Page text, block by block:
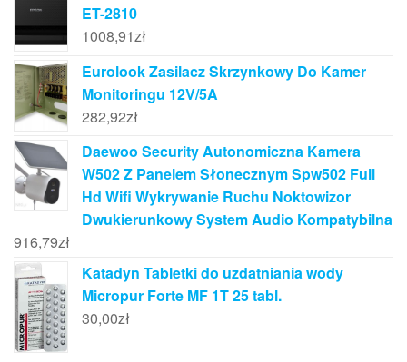
ET-2810
1008,91zł
Eurolook Zasilacz Skrzynkowy Do Kamer
Monitoringu 12V/5A
282,92zł
Daewoo Security Autonomiczna Kamera
W502 Z Panelem Słonecznym Spw502 Full
Hd Wifi Wykrywanie Ruchu Noktowizor
Dwukierunkowy System Audio Kompatybilna
916,79zł
Katadyn Tabletki do uzdatniania wody
Micropur Forte MF 1T 25 tabl.
30,00zł